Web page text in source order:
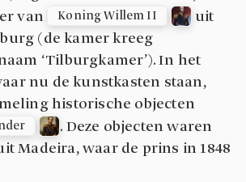
van
Koning Willem II
uit
(de kamer kreeg
‘Tilburgkamer’). In het
nu de kunstkasten staan,
historische objecten
. Deze objecten waren
Madeira, waar de prins in 1848